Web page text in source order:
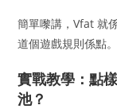
簡單嚟講，Vfat 就
道個遊戲規則係點。
實戰教學：點
池？